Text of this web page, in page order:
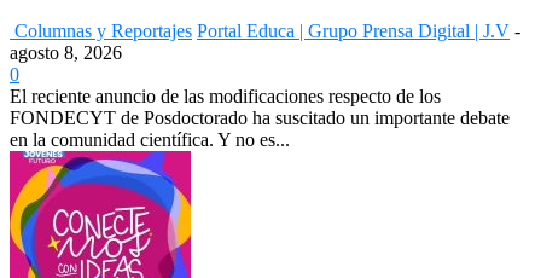
Columnas y Reportajes Portal Educa | Grupo Prensa Digital | J.V -
agosto 8, 2026
0
El reciente anuncio de las modificaciones respecto de los
FONDECYT de Posdoctorado ha suscitado un importante debate
en la comunidad científica. Y no es...